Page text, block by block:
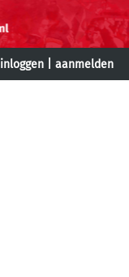
inloggen aanmelden